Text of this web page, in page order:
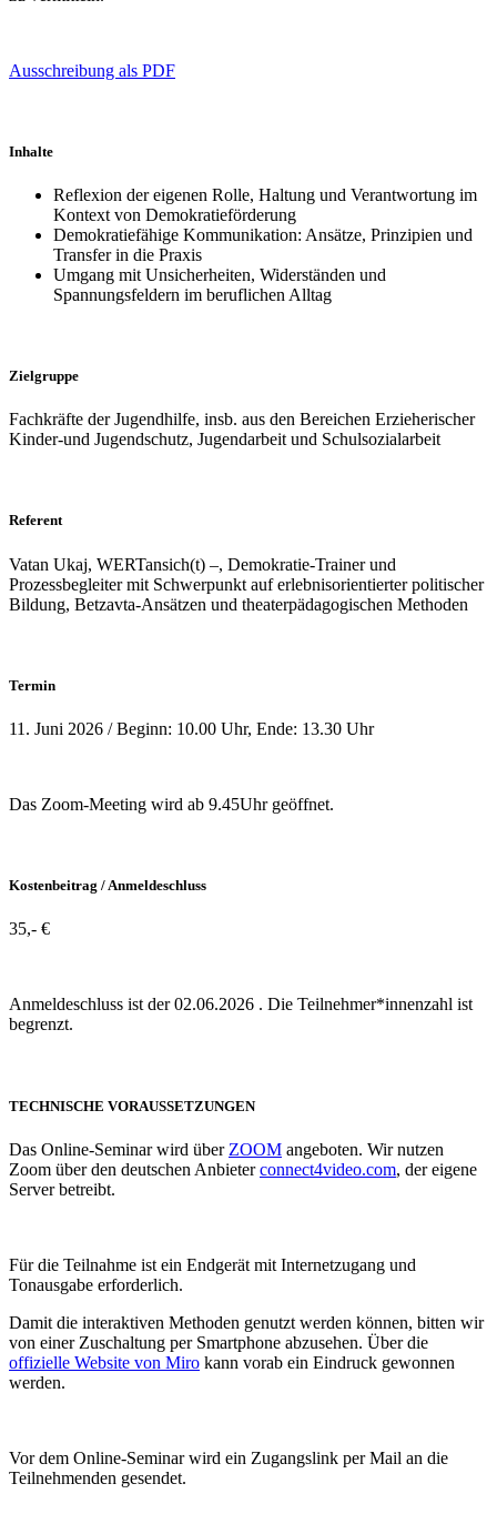
Ausschreibung als PDF
Inhalte
Reflexion der eigenen Rolle, Haltung und Verantwortung im
Kontext von Demokratieförderung
Demokratiefähige Kommunikation: Ansätze, Prinzipien und
Transfer in die Praxis
Umgang mit Unsicherheiten, Widerständen und
Spannungsfeldern im beruflichen Alltag
Zielgruppe
Fachkräfte der Jugendhilfe, insb. aus den Bereichen Erzieherischer
Kinder-und Jugendschutz, Jugendarbeit und Schulsozialarbeit
Referent
Vatan Ukaj, WERTansich(t) –, Demokratie-Trainer und
Prozessbegleiter mit Schwerpunkt auf erlebnisorientierter politischer
Bildung, Betzavta-Ansätzen und theaterpädagogischen Methoden
Termin
11. Juni 2026 / Beginn: 10.00 Uhr, Ende: 13.30 Uhr
Das Zoom-Meeting wird ab 9.45Uhr geöffnet.
Kostenbeitrag / Anmeldeschluss
35,- €
Anmeldeschluss ist der 02.06.2026 . Die Teilnehmer*innenzahl ist
begrenzt.
TECHNISCHE VORAUSSETZUNGEN
Das Online-Seminar wird über ZOOM angeboten. Wir nutzen
Zoom über den deutschen Anbieterconnect4video.com, der eigene
Server betreibt.
Für die Teilnahme ist ein Endgerät mit Internetzugang und
Tonausgabe erforderlich.
Damit die interaktiven Methoden genutzt werden können, bitten wir
von einer Zuschaltung per Smartphone abzusehen. Über die
offizielle Website von Miro kann vorab ein Eindruck gewonnen
werden.
Vor dem Online-Seminar wird ein Zugangslink per Mail an die
Teilnehmenden gesendet.